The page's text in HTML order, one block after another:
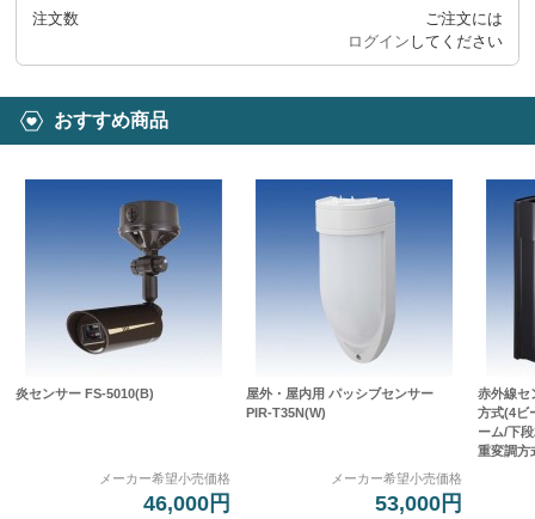
注文数
ご注文には
ログイン してください
おすすめ商品
炎センサー FS-5010(B)
メーカー希望小売価格
46,000円
屋外・屋内用 パッシブセンサー
PIR-T35N(W)
メーカー希望小売価格
53,000円
赤外線セ
方式(4ビ
ーム/下
重変調方